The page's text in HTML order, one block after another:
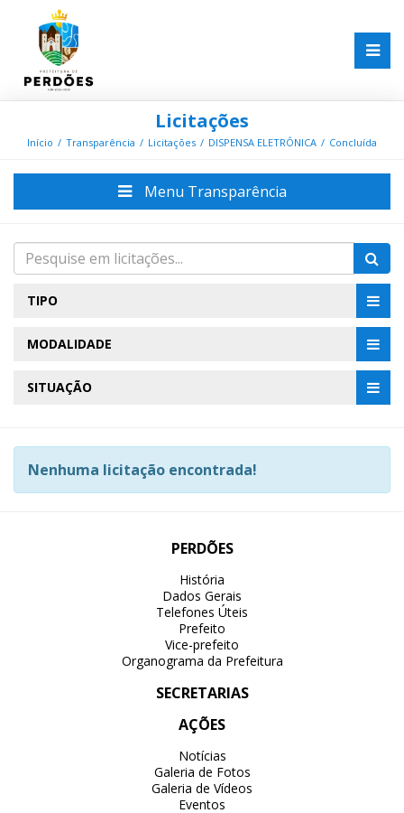
Licitações
Início Transparência Licitações DISPENSA ELETRÔNICA Concluída
Menu Transparência
TIPO
MODALIDADE
SITUAÇÃO
Nenhuma licitação encontrada!
PERDÕES
História
Dados Gerais
Telefones Úteis
Prefeito
Vice-prefeito
Organograma da Prefeitura
SECRETARIAS
AÇÕES
Notícias
Galeria de Fotos
Galeria de Vídeos
Eventos